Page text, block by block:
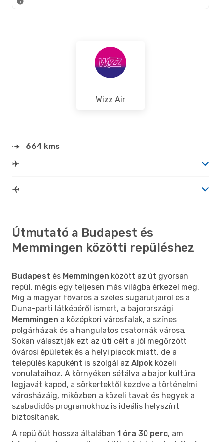
Wizz Air
664 kms
Útmutató a Budapest és
Memmingen közötti repüléshez
Budapest és Memmingen között az út gyorsan
repül, mégis egy teljesen más világba érkezel meg.
Míg a magyar főváros a széles sugárútjairól és a
Duna-parti látképéről ismert, a bajorországi
Memmingen a középkori városfalak, a színes
polgárházak és a hangulatos csatornák városa.
Sokan választják ezt az úti célt a jól megőrzött
óvárosi épületek és a helyi piacok miatt, de a
település kapuként is szolgál az Alpok közeli
vonulataihoz. A környéken sétálva a bajor kultúra
legjavát kapod, a sörkertektől kezdve a történelmi
városházáig, miközben a közeli tavak és hegyek a
szabadidős programokhoz is ideális helyszínt
biztosítanak.
A repülőút hossza általában 1 óra 30 perc, ami